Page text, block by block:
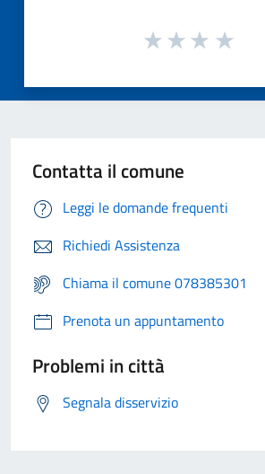
Contatta il comune
Leggi le domande frequenti
Richiedi Assistenza
Chiama il comune 078385301
Prenota un appuntamento
Problemi in città
Segnala disservizio